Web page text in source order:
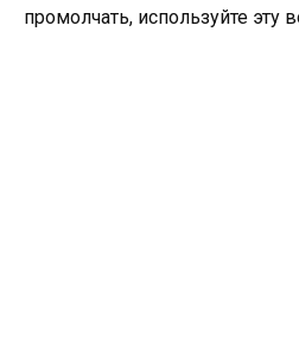
промолчать, используйте эту